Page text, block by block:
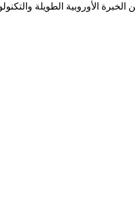
الأوروبية الطويلة